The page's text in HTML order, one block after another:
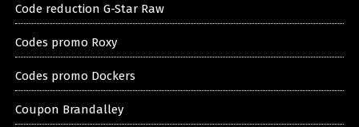
Code reduction G-Star Raw
Codes promo Roxy
Codes promo Dockers
Coupon Brandalley